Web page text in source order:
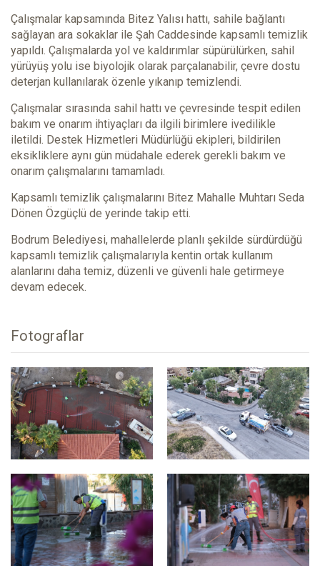
Çalışmalar kapsamında Bitez Yalısı hattı, sahile bağlantı
sağlayan ara sokaklar ile Şah Caddesinde kapsamlı temizlik
yapıldı. Çalışmalarda yol ve kaldırımlar süpürülürken, sahil
yürüyüş yolu ise biyolojik olarak parçalanabilir, çevre dostu
deterjan kullanılarak özenle yıkanıp temizlendi.
Çalışmalar sırasında sahil hattı ve çevresinde tespit edilen
bakım ve onarım ihtiyaçları da ilgili birimlere ivedilikle
iletildi. Destek Hizmetleri Müdürlüğü ekipleri, bildirilen
eksikliklere aynı gün müdahale ederek gerekli bakım ve
onarım çalışmalarını tamamladı.
Kapsamlı temizlik çalışmalarını Bitez Mahalle Muhtarı Seda
Dönen Özgüçlü de yerinde takip etti.
Bodrum Belediyesi, mahallelerde planlı şekilde sürdürdüğü
kapsamlı temizlik çalışmalarıyla kentin ortak kullanım
alanlarını daha temiz, düzenli ve güvenli hale getirmeye
devam edecek.
Fotograflar